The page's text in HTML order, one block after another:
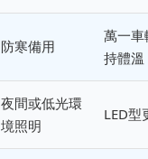
防寒備用
萬一
持體溫
夜間或低光環
境照明
LED型